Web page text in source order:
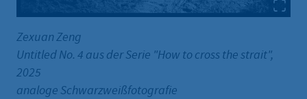
Zexuan Zeng
Untitled No. 4 aus der Serie "How to cross the strait",
2025
analoge Schwarzweißfotografie